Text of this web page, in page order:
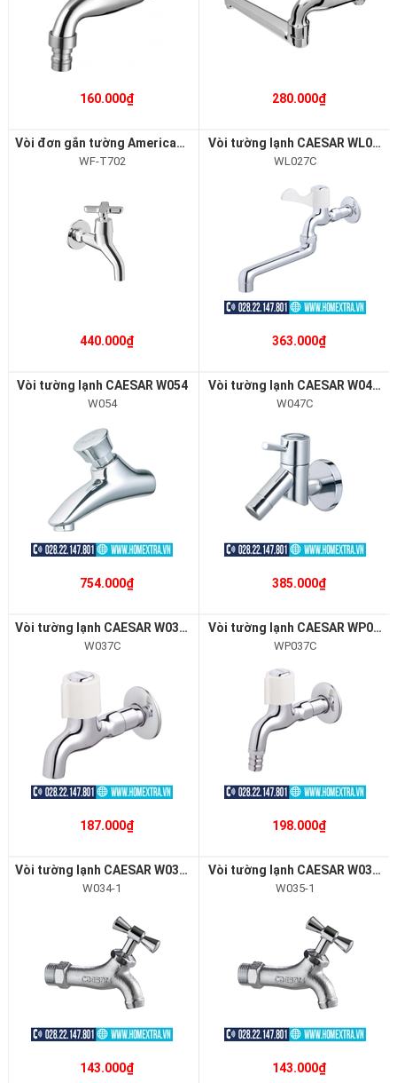
160.000₫ 280.000₫
Vòi đơn gắn tường American Standard WF-T702
WF-T702
440.000₫
Vòi tường lạnh CAESAR WL027C
WL027C
363.000₫
Vòi tường lạnh CAESAR W054
W054
754.000₫
Vòi tường lạnh CAESAR W047C
W047C
385.000₫
Vòi tường lạnh CAESAR W037C
W037C
187.000₫
Vòi tường lạnh CAESAR WP037C
WP037C
198.000₫
Vòi tường lạnh CAESAR W034-1
W034-1
143.000₫
Vòi tường lạnh CAESAR W035-1
W035-1
143.000₫